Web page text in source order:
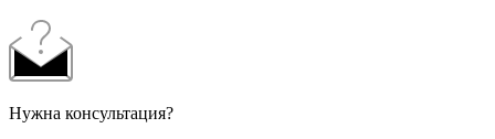
Нужна консультация?